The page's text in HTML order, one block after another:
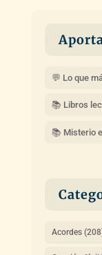
💬 Lo que
📚 Libros
📚 Misterio
Acordes